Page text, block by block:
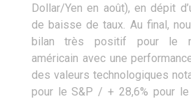
Dollar/Yen en août), en dépit
de baisse de taux. Au final,
bilan très positif pour le
américain avec une
des valeurs technologiques
pour le S&P / + 28,6% pour le